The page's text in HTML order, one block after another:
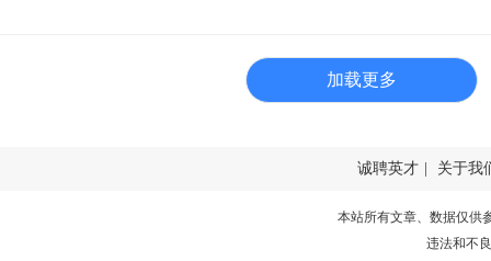
加载更多
诚聘英才 关于我
本站所有文章、数据仅供
违法和不